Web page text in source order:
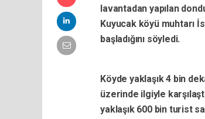
lavantadan yapılan
Kuyucak köyü muhtarı
başladığını söyledi.
Köyde yaklaşık 4 bin
üzerinde ilgiyle
yaklaşık 600 bin turist